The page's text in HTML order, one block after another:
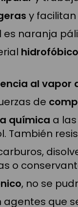
y
es naranja
hidrofóbico
al vapor
de
química a
También
o
, no se
que